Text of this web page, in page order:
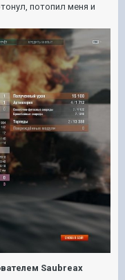
потопил меня и
Saubreax